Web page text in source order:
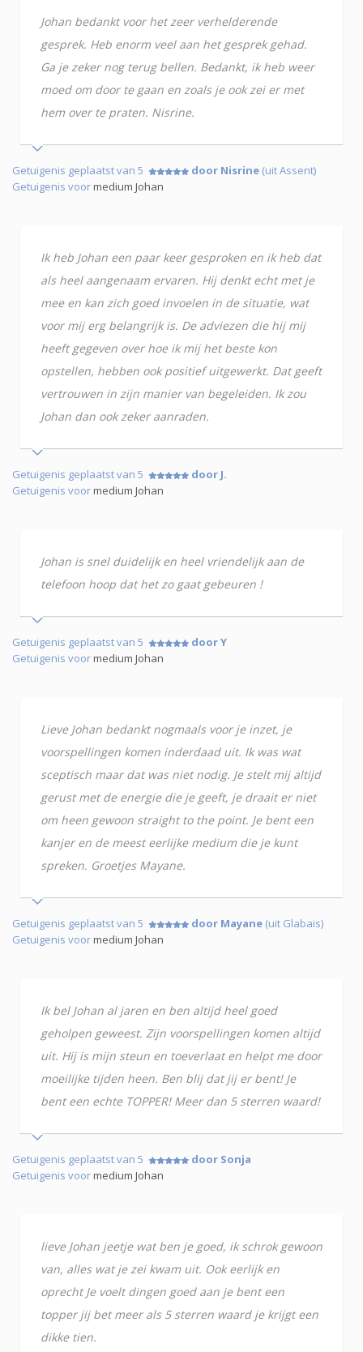
Johan bedankt voor het zeer verhelderende
gesprek. Heb enorm veel aan het gesprek gehad.
Ga je zeker nog terug bellen. Bedankt, ik heb weer
moed om door te gaan en zoals je ook zei er met
hem over te praten. Nisrine.
Getuigenis geplaatst van 5 door Nisrine (uit Assent)
Getuigenis voormedium Johan
Ik heb Johan een paar keer gesproken en ik heb dat
als heel aangenaam ervaren. Hij denkt echt met je
mee en kan zich goed invoelen in de situatie, wat
voor mij erg belangrijk is. De adviezen die hij mij
heeft gegeven over hoe ik mij het beste kon
opstellen, hebben ook positief uitgewerkt. Dat geeft
vertrouwen in zijn manier van begeleiden. Ik zou
Johan dan ook zeker aanraden.
Getuigenis geplaatst van 5
door J.
Getuigenis voormedium Johan
Johan is snel duidelijk en heel vriendelijk aan de
telefoon hoop dat het zo gaat gebeuren !
Getuigenis geplaatst van 5
door Y
Getuigenis voormedium Johan
Lieve Johan bedankt nogmaals voor je inzet, je
voorspellingen komen inderdaad uit. Ik was wat
sceptisch maar dat was niet nodig. Je stelt mij altijd
gerust met de energie die je geeft, je draait er niet
om heen gewoon straight to the point. Je bent een
kanjer en de meest eerlijke medium die je kunt
spreken. Groetjes Mayane.
Getuigenis geplaatst van 5 door Mayane (uit Glabais)
Getuigenis voormedium Johan
Ik bel Johan al jaren en ben altijd heel goed
geholpen geweest. Zijn voorspellingen komen altijd
uit. Hij is mijn steun en toeverlaat en helpt me door
moeilijke tijden heen. Ben blij dat jij er bent! Je
bent een echte TOPPER! Meer dan 5 sterren waard!
Getuigenis geplaatst van 5
door Sonja
Getuigenis voormedium Johan
lieve Johan jeetje wat ben je goed, ik schrok gewoon
van, alles wat je zei kwam uit. Ook eerlijk en
oprecht Je voelt dingen goed aan je bent een
topper jij bet meer als 5 sterren waard je krijgt een
dikke tien.